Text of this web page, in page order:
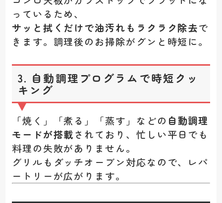
っているため、
サッと拭くだけで油汚れもラクラク除去で
きます。調理後のお掃除がグンと時短に。
3. 自動調理プログラムで時短クッ
キング
「焼く」「煮る」「蒸す」などの 自動調理
モードが搭載されており、忙しい平日でも
料理の失敗がありません。
グリルもダッチオーブン対応なので、レパ
ートリーが広がります。